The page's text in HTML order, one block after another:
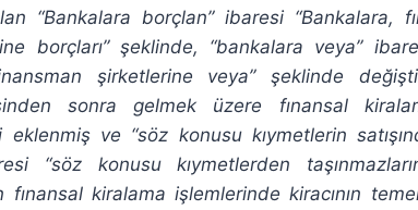
“Bankalara borçlan” ibaresi “Bankalara,
borçları” şeklinde, “bankalara veya”
şirketlerine veya” şeklinde
sonra gelmek üzere fınansal
eklenmiş ve “söz konusu kıymetlerin
“söz konusu kıymetlerden
fınansal kiralama işlemlerinde kiracının